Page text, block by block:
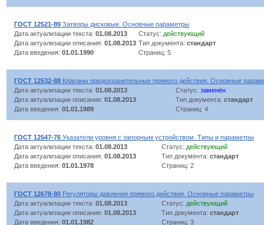
ГОСТ 12521-89 Затворы дисковые. Основные параметры
Дата актуализации текста: 01.08.2013 Статус: действующий
Дата актуализации описания: 01.08.2013 Тип документа: стандарт
Дата введения: 01.01.1990 Страниц: 5
ГОСТ 12532-88 Клапаны предохранительные прямого действия. Основные
Дата актуализации текста: 01.08.2013 Статус: заменён
Дата актуализации описания: 01.08.2013 Тип документа: стандарт
Дата введения: 01.01.1989 Страниц: 4
ГОСТ 12547-76 Указатели уровня с запорным устройством. Типы и параметры
Дата актуализации текста: 01.08.2013 Статус: действующий
Дата актуализации описания: 01.08.2013 Тип документа: стандарт
Дата введения: 01.01.1978 Страниц: 2
ГОСТ 12678-80 Регуляторы давления прямого действия. Основные параметры
Дата актуализации текста: 01.08.2013 Статус: действующий
Дата актуализации описания: 01.08.2013 Тип документа: стандарт
Дата введения: 01.01.1982 Страниц: 3